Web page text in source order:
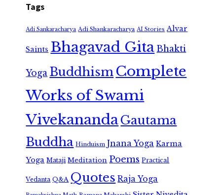
Tags
Adi Sankaracharya Adi Shankaracharya AI Stories Alvar
Saints Bhagavad GitaBhakti
Yoga Buddhism Complete
Works of Swami
VivekanandaGautama
Buddha Hinduism Jnana Yoga Karma
Yoga Mataji Meditation Poems Practical
Vedanta Q&A Quotes Raja Yoga